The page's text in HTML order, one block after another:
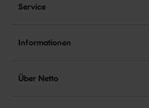
Service
Informationen
Über Netto